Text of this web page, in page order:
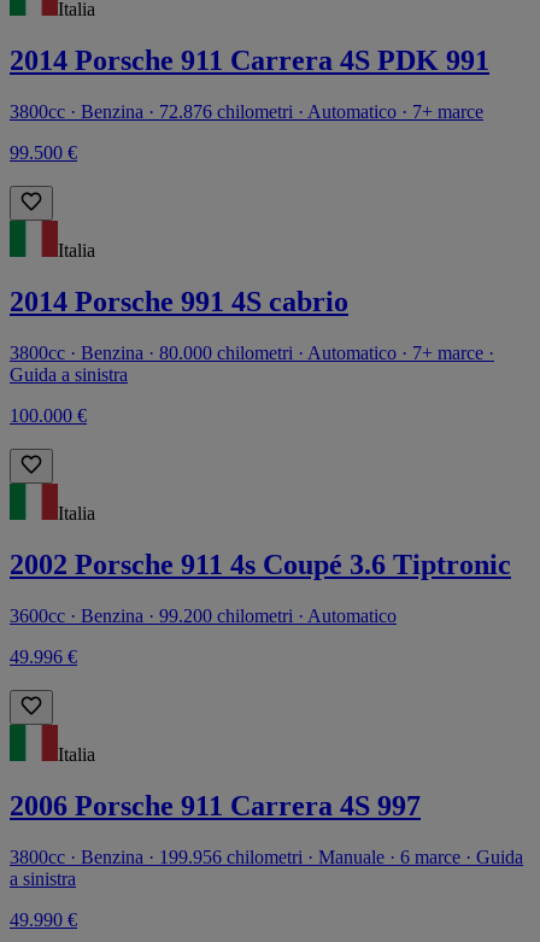
Italia
2014 Porsche 911 Carrera 4S PDK 991
3800cc · Benzina · 72.876 chilometri · Automatico · 7+ marce
99.500 €
Italia
2014 Porsche 991 4S cabrio
3800cc · Benzina · 80.000 chilometri · Automatico · 7+ marce ·
Guida a sinistra
100.000 €
Italia
2002 Porsche 911 4s Coupé 3.6 Tiptronic
3600cc · Benzina · 99.200 chilometri · Automatico
49.996 €
Italia
2006 Porsche 911 Carrera 4S 997
3800cc · Benzina · 199.956 chilometri · Manuale · 6 marce · Guida
a sinistra
49.990 €